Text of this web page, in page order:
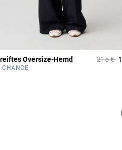
Rating
Oversize-Hemd Price
215 €to
CHANCE